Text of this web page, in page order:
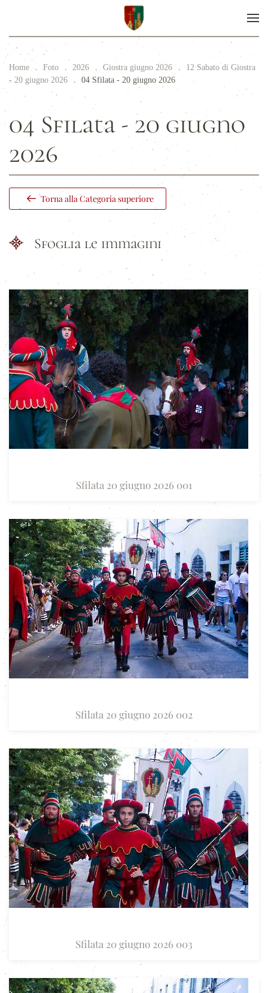
Home Foto 2026 Giostra giugno 2026
12 Sabato di Giostra
- 20 giugno 2026
04 Sfilata - 20 giugno 2026
04 Sfilata - 20 giugno
2026
Torna alla Categoria superiore
Sfoglia le immagini
Sfilata 20 giugno 2026 001
Sfilata 20 giugno 2026 002
Sfilata 20 giugno 2026 003